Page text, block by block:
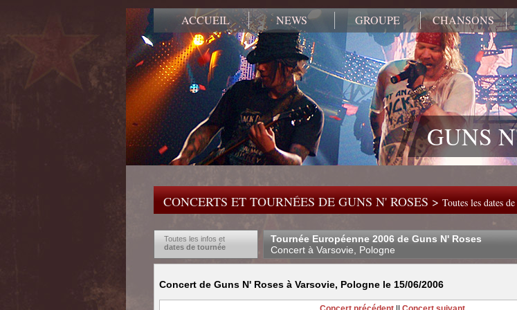
ACCUEIL NEWS GROUPE CHANSONS
GUNS
CONCERTS ET TOURNÉES DE GUNS N' ROSES >Toutes les dates
Toutes les infos et
dates de tournée
Tournée Européenne 2006 de Guns N' Roses
Concert à Varsovie, Pologne
Concert de Guns N' Roses à Varsovie, Pologne le 15/06/2006